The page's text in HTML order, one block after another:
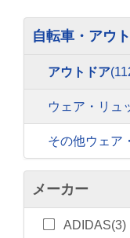
自転車・アウ
アウトドア
ウェア・リュ
その他ウェア
メーカー
ADIDAS(3)